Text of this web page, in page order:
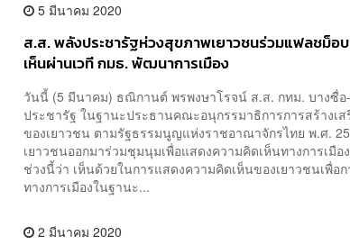
5 มีนาคม 2020
ส.ส. พลังประชารัฐห่วงสุขภาพเยาวชนร่วมแฟลชม็อ
เห็นผ่านเวที กมธ. พัฒนาการเมือง
วันนี้ (5 มีนาคม) ธณิกานต์ พรพงษาโรจน์ ส.ส. กทม. บางซื่อ
ประชารัฐ ในฐานะประธานคณะอนุกรรมาธิการการสร้างเ
ของเยาวชน ตามรัฐธรรมนูญแห่งราชอาณาจักรไทย พ.ศ.
เยาวชนออกมาร่วมชุมนุมเพื่อแสดงความคิดเห็นทางการเมื
ช่วงนี้ว่า เห็นด้วยในการแสดงความคิดเห็นของเยาวชนเพื่อ
ทางการเมืองในฐานะ...
2 มีนาคม 2020